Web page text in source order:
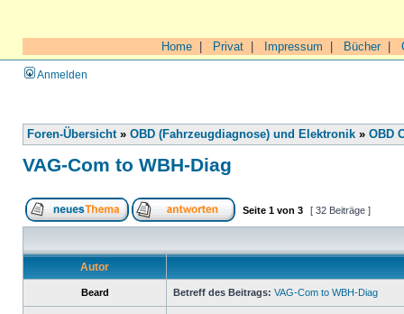
Home Privat Impressum Bücher|
Anmelden
Foren-Übersicht» OBD (Fahrzeugdiagnose) und Elektronik » OBD
VAG-Com to WBH-Diag
Seite 1 von 3 [ 32 Beiträge ]
Autor
Beard Betreff des Beitrags: VAG-Com to WBH-Diag